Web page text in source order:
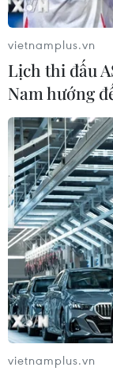
TIN CÙNG
ASC 2026:
cho thế hệ trẻ
04/08/2026 14:08
Nghị quyết
tác người Việt
04/08/2026 12:08
vietnamplus.vn
Lịch thi đấu
Nam hướng
vietnamplus.vn